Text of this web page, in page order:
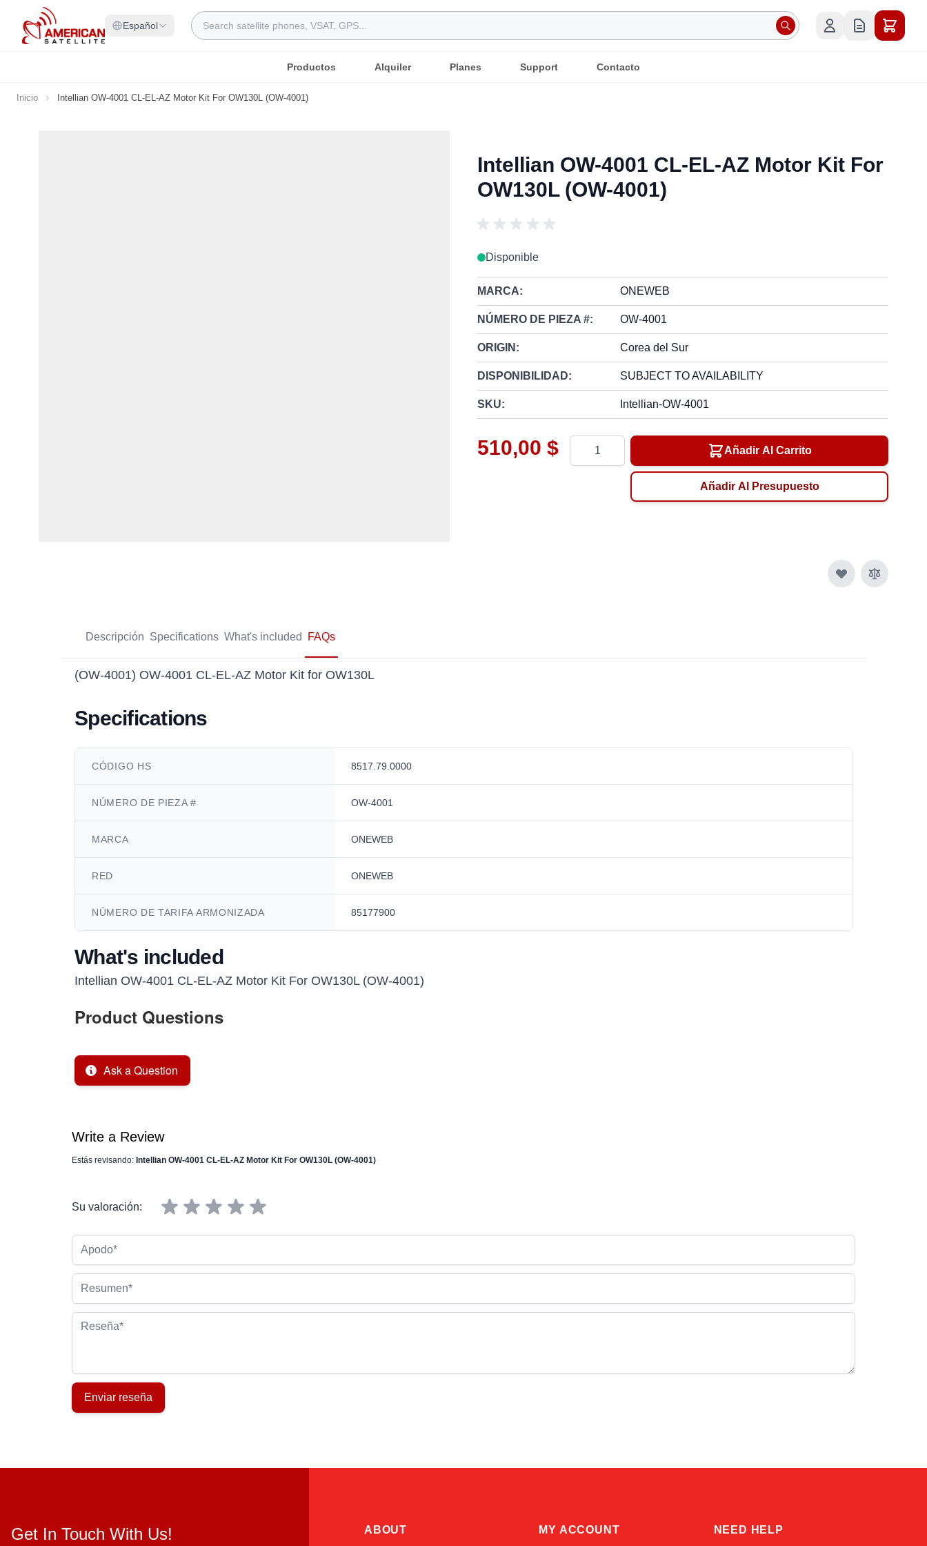
Ir al contenido
Español
Search
Productos Alquiler Planes Support Contacto
Inicio Intellian OW-4001 CL-EL-AZ Motor Kit For OW130L (OW-4001)
Intellian OW-4001 CL-EL-AZ Motor Kit For
OW130L (OW-4001)
Disponible
MARCA: ONEWEB
NÚMERO DE PIEZA #: OW-4001
ORIGIN: Corea del Sur
DISPONIBILIDAD: SUBJECT TO AVAILABILITY
SKU: Intellian-OW-4001
510,00 $ Añadir Al Carrito
Añadir Al Presupuesto
Descripción Specifications What's included FAQs
(OW-4001) OW-4001 CL-EL-AZ Motor Kit for OW130L
Specifications
CÓDIGO HS 8517.79.0000
NÚMERO DE PIEZA # OW-4001
MARCA ONEWEB
RED ONEWEB
NÚMERO DE TARIFA ARMONIZADA 85177900
What's included
Intellian OW-4001 CL-EL-AZ Motor Kit For OW130L (OW-4001)
Product Questions
Ask a Question
Write a Review
Estás revisando: Intellian OW-4001 CL-EL-AZ Motor Kit For OW130L (OW-4001)
Su valoración:
Reseña
Enviar reseña
Get In Touch With Us! ABOUT MY ACCOUNT NEED HELP